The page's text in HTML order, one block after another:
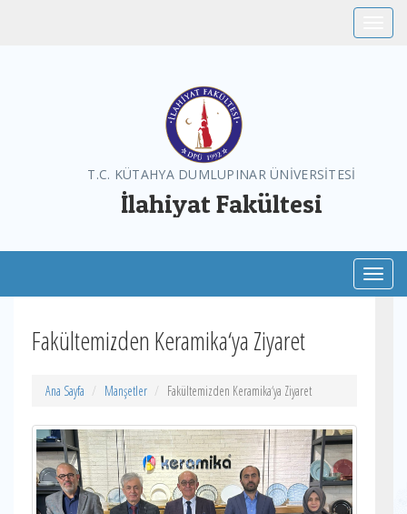
T.C. KÜTAHYA DUMLUPINAR ÜNİVERSİTESİ
İlahiyat Fakültesi
Fakültemizden Keramika‘ya Ziyaret
Ana Sayfa Manşetler Fakültemizden Keramika‘ya Ziyaret